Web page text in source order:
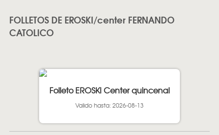
FOLLETOS DE EROSKI/center FERNANDO
CATOLICO
Folleto EROSKI Center quincenal
Valido hasta: 2026-08-13